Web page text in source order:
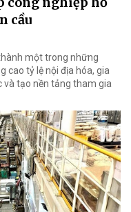
cầu
một trong những
cao tỷ lệ nội địa hóa, gia
và tạo nền tảng tham gia